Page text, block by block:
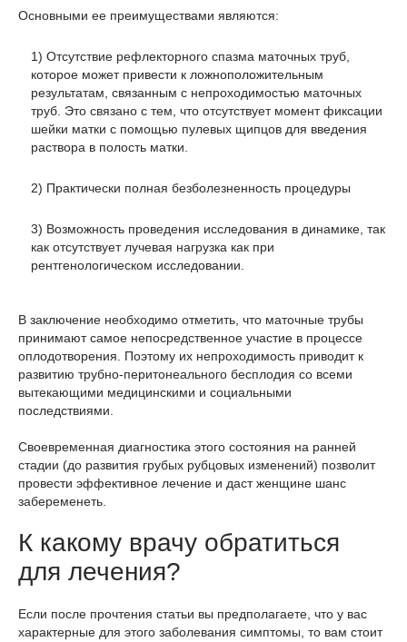
Основными ее преимуществами являются:
1) Отсутствие рефлекторного спазма маточных труб,
которое может привести к ложноположительным
результатам, связанным с непроходимостью маточных
труб. Это связано с тем, что отсутствует момент фиксации
шейки матки с помощью пулевых щипцов для введения
раствора в полость матки.
2) Практически полная безболезненность процедуры
3) Возможность проведения исследования в динамике, так
как отсутствует лучевая нагрузка как при
рентгенологическом исследовании.
В заключение необходимо отметить, что маточные трубы
принимают самое непосредственное участие в процессе
оплодотворения. Поэтому их непроходимость приводит к
развитию трубно-перитонеального бесплодия со всеми
вытекающими медицинскими и социальными
последствиями.
Своевременная диагностика этого состояния на ранней
стадии (до развития грубых рубцовых изменений) позволит
провести эффективное лечение и даст женщине шанс
забеременеть.
К какому врачу обратиться
для лечения?
Если после прочтения статьи вы предполагаете, что у вас
характерные для этого заболевания симптомы, то вам стоит